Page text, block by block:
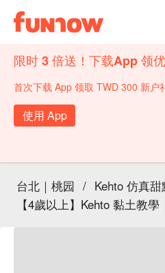
限时 3 倍送！下载App 领优
首次下载 App 领取 TWD 300 新户
使用 App
台北｜桃园 / Kehto 仿真
【4歲以上】Kehto 黏土教